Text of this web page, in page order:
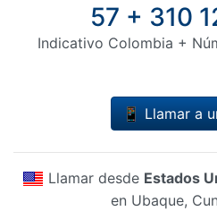
57 + 310
Indicativo Colombia +
📱 Llamar a
Llamar desde Estados
en Ubaque,